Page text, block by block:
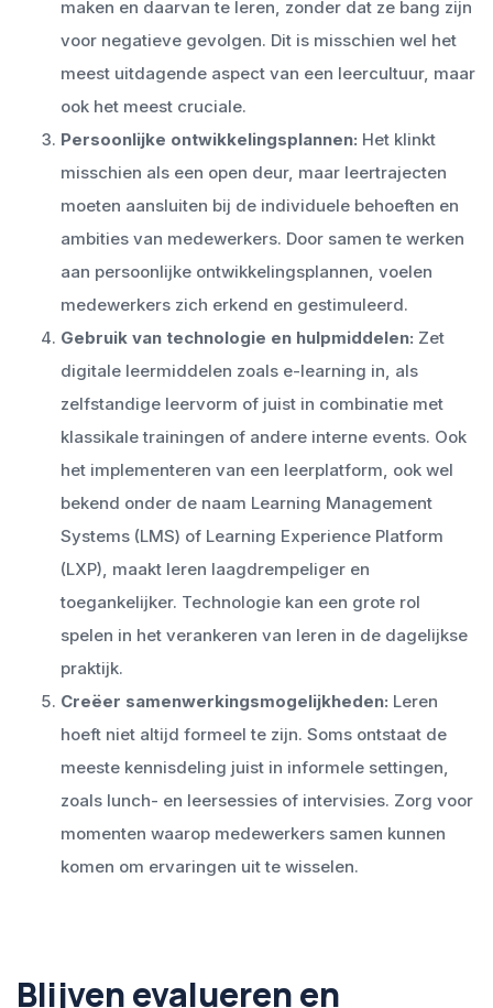
maken en daarvan te leren, zonder dat ze bang zijn
voor negatieve gevolgen. Dit is misschien wel het
meest uitdagende aspect van een leercultuur, maar
ook het meest cruciale.
Persoonlijke ontwikkelingsplannen: Het klinkt
misschien als een open deur, maar leertrajecten
moeten aansluiten bij de individuele behoeften en
ambities van medewerkers. Door samen te werken
aan persoonlijke ontwikkelingsplannen, voelen
medewerkers zich erkend en gestimuleerd.
Gebruik van technologie en hulpmiddelen: Zet
digitale leermiddelen zoals e-learning in, als
zelfstandige leervorm of juist in combinatie met
klassikale trainingen of andere interne events. Ook
het implementeren van een leerplatform, ook wel
bekend onder de naam Learning Management
Systems (LMS) of Learning Experience Platform
(LXP), maakt leren laagdrempeliger en
toegankelijker. Technologie kan een grote rol
spelen in het verankeren van leren in de dagelijkse
praktijk.
Creëer samenwerkingsmogelijkheden: Leren
hoeft niet altijd formeel te zijn. Soms ontstaat de
meeste kennisdeling juist in informele settingen,
zoals lunch- en leersessies of intervisies. Zorg voor
momenten waarop medewerkers samen kunnen
komen om ervaringen uit te wisselen.
Blijven evalueren en